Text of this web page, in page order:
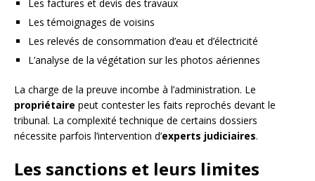
Les factures et devis des travaux
Les témoignages de voisins
Les relevés de consommation d’eau et d’électricité
L’analyse de la végétation sur les photos aériennes
La charge de la preuve incombe à l’administration. Le
propriétaire peut contester les faits reprochés devant le
tribunal. La complexité technique de certains dossiers
nécessite parfois l’intervention d’experts judiciaires.
Les sanctions et leurs limites